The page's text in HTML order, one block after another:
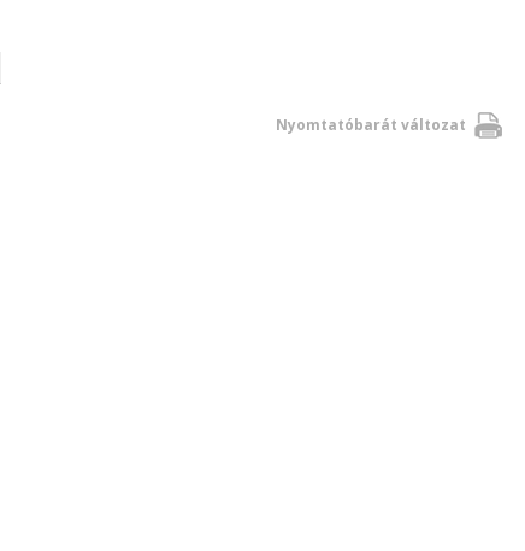
Nyomtatóbarát változat